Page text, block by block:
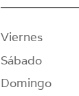
Viernes
Sábado
Domingo